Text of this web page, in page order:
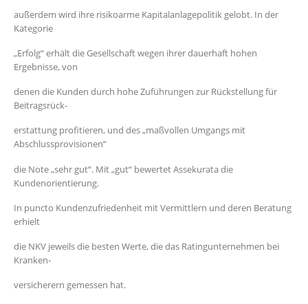
außerdem wird ihre risikoarme Kapitalanlagepolitik gelobt. In der
Kategorie
„Erfolg“ erhält die Gesellschaft wegen ihrer dauerhaft hohen
Ergebnisse, von
denen die Kunden durch hohe Zuführungen zur Rückstellung für
Beitragsrück-
erstattung profitieren, und des „maßvollen Umgangs mit
Abschlussprovisionen“
die Note „sehr gut“. Mit „gut“ bewertet Assekurata die
Kundenorientierung.
In puncto Kundenzufriedenheit mit Vermittlern und deren Beratung
erhielt
die NKV jeweils die besten Werte, die das Ratingunternehmen bei
Kranken-
versicherern gemessen hat.